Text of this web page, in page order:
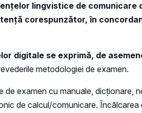
lingvistice de comunicare
corespunzător, în
digitale se exprimă, de
metodologiei de examen.
examen cu manuale, dicţionare,
de calcul/comunicare.